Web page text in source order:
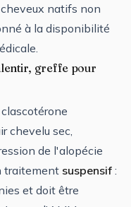
natifs non
à la disponibilité
greffe pour
chevelu sec,
de l'alopécie
traitement suspensif :
et doit être